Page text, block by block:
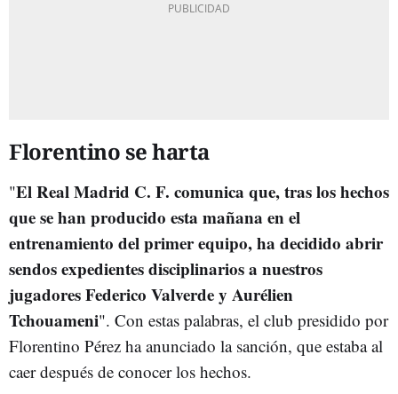
Florentino se harta
"El Real Madrid C. F. comunica que, tras los hechos
que se han producido esta mañana en el
entrenamiento del primer equipo, ha decidido abrir
sendos expedientes disciplinarios a nuestros
jugadores Federico Valverde y Aurélien
Tchouameni". Con estas palabras, el club presidido por
Florentino Pérez ha anunciado la sanción, que estaba al
caer después de conocer los hechos.